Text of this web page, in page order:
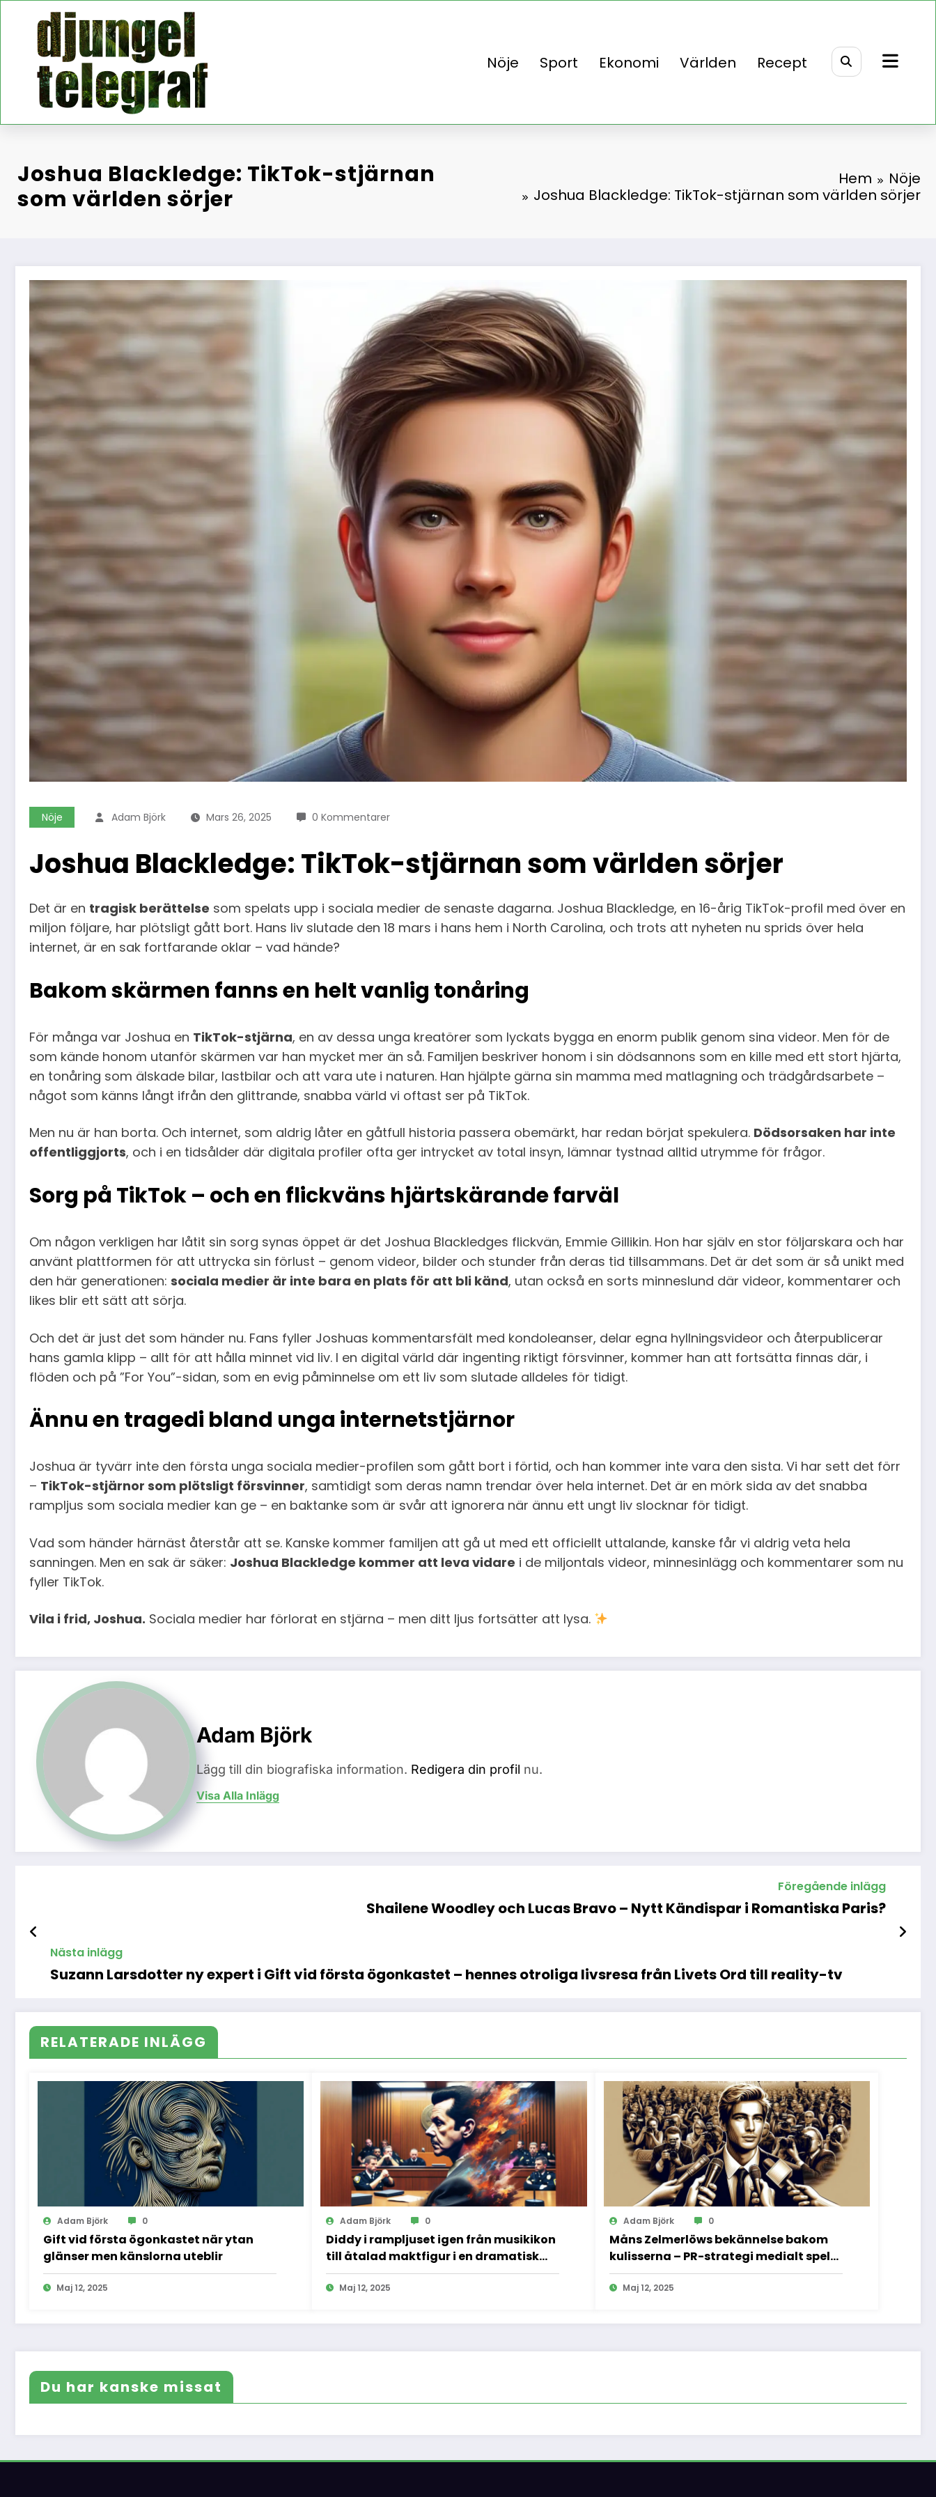
innehåll
Nöje Sport Ekonomi Världen Recept
Joshua Blackledge: TikTok-stjärnan
som världen sörjer
Hem
Nöje
Joshua Blackledge: TikTok-stjärnan som världen sörjer
Nöje Adam Björk Mars 26, 2025 0 Kommentarer
Joshua Blackledge: TikTok-stjärnan som världen sörjer
Det är en tragisk berättelse som spelats upp i sociala medier de senaste dagarna. Joshua Blackledge, en 16-årig TikTok-profil med över en
miljon följare, har plötsligt gått bort. Hans liv slutade den 18 mars i hans hem i North Carolina, och trots att nyheten nu sprids över hela
internet, är en sak fortfarande oklar – vad hände?
Bakom skärmen fanns en helt vanlig tonåring
För många var Joshua en TikTok-stjärna, en av dessa unga kreatörer som lyckats bygga en enorm publik genom sina videor. Men för de
som kände honom utanför skärmen var han mycket mer än så. Familjen beskriver honom i sin dödsannons som en kille med ett stort hjärta,
en tonåring som älskade bilar, lastbilar och att vara ute i naturen. Han hjälpte gärna sin mamma med matlagning och trädgårdsarbete –
något som känns långt ifrån den glittrande, snabba värld vi oftast ser på TikTok.
Men nu är han borta. Och internet, som aldrig låter en gåtfull historia passera obemärkt, har redan börjat spekulera. Dödsorsaken har inte
offentliggjorts, och i en tidsålder där digitala profiler ofta ger intrycket av total insyn, lämnar tystnad alltid utrymme för frågor.
Sorg på TikTok – och en flickväns hjärtskärande farväl
Om någon verkligen har låtit sin sorg synas öppet är det Joshua Blackledges flickvän, Emmie Gillikin. Hon har själv en stor följarskara och har
använt plattformen för att uttrycka sin förlust – genom videor, bilder och stunder från deras tid tillsammans. Det är det som är så unikt med
den här generationen: sociala medier är inte bara en plats för att bli känd, utan också en sorts minneslund där videor, kommentarer och
likes blir ett sätt att sörja.
Och det är just det som händer nu. Fans fyller Joshuas kommentarsfält med kondoleanser, delar egna hyllningsvideor och återpublicerar
hans gamla klipp – allt för att hålla minnet vid liv. I en digital värld där ingenting riktigt försvinner, kommer han att fortsätta finnas där, i
flöden och på ”For You”-sidan, som en evig påminnelse om ett liv som slutade alldeles för tidigt.
Ännu en tragedi bland unga internetstjärnor
Joshua är tyvärr inte den första unga sociala medier-profilen som gått bort i förtid, och han kommer inte vara den sista. Vi har sett det förr
– TikTok-stjärnor som plötsligt försvinner, samtidigt som deras namn trendar över hela internet. Det är en mörk sida av det snabba
rampljus som sociala medier kan ge – en baktanke som är svår att ignorera när ännu ett ungt liv slocknar för tidigt.
Vad som händer härnäst återstår att se. Kanske kommer familjen att gå ut med ett officiellt uttalande, kanske får vi aldrig veta hela
sanningen. Men en sak är säker: Joshua Blackledge kommer att leva vidare i de miljontals videor, minnesinlägg och kommentarer som nu
fyller TikTok.
Vila i frid, Joshua. Sociala medier har förlorat en stjärna – men ditt ljus fortsätter att lysa.
Adam Björk
Lägg till din biografiska information. Redigera din profil nu.
Visa Alla Inlägg
Föregående inlägg
Shailene Woodley och Lucas Bravo – Nytt Kändispar i Romantiska Paris?
Nästa inlägg
Suzann Larsdotter ny expert i Gift vid första ögonkastet – hennes otroliga livsresa från Livets Ord till reality-tv
RELATERADE INLÄGG
Adam Björk 0
Gift vid första ögonkastet när ytan
glänser men känslorna uteblir
Maj 12, 2025
Adam Björk 0
Diddy i rampljuset igen från musikikon
till åtalad maktfigur i en dramatisk
rättssal
Maj 12, 2025
Adam Björk 0
Måns Zelmerlöws bekännelse bakom
kulisserna – PR-strategi medialt spel
och vad vi inte fick se
Maj 12, 2025
Du har kanske missat